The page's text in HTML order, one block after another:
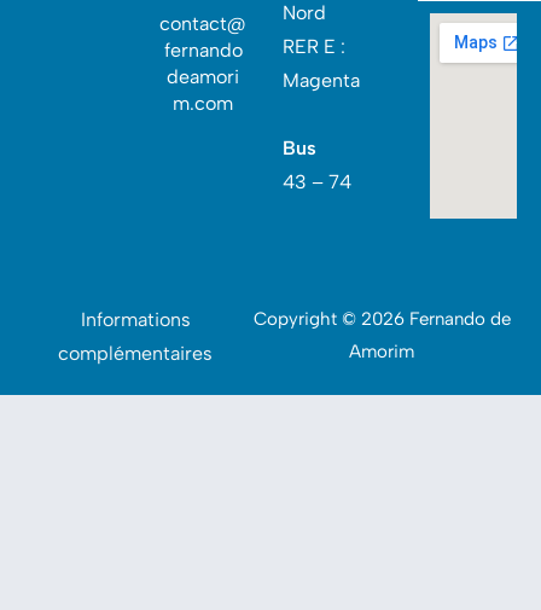
contact@
fernando
deamori
m.com
Nord‎
RER E :
Magenta
Bus
43 – 74
Informations
complémentaires
Copyright © 2026 Fernando de
Amorim